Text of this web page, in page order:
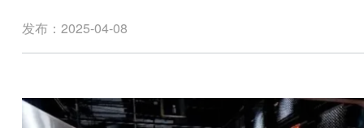
发布：2025-04-08